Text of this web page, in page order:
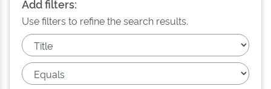
Add filters:
Use filters to refine the search results.